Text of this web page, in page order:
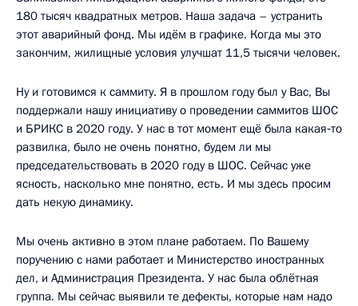
180 тысяч квадратных метров. Наша задача – устранить
этот аварийный фонд. Мы идём в графике. Когда мы это
закончим, жилищные условия улучшат 11,5 тысячи человек.
Ну и готовимся к саммиту. Я в прошлом году был у Вас, Вы
поддержали нашу инициативу о проведении саммитов ШОС
и БРИКС в 2020 году. У нас в тот момент ещё была какая‑то
развилка, было не очень понятно, будем ли мы
председательствовать в 2020 году в ШОС. Сейчас уже
ясность, насколько мне понятно, есть. И мы здесь просим
дать некую динамику.
Мы очень активно в этом плане работаем. По Вашему
поручению с нами работает и Министерство иностранных
дел, и Администрация Президента. У нас была облётная
группа. Мы сейчас выявили те дефекты, которые нам надо